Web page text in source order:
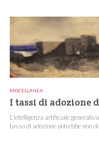
MISCELLANEA
I tassi di adozione
L’intelligenza artificiale
tasso di adozione potrebbe non